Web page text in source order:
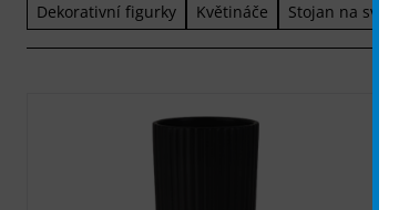
Dekorativní figurky
Květináče Stojan na svíčku